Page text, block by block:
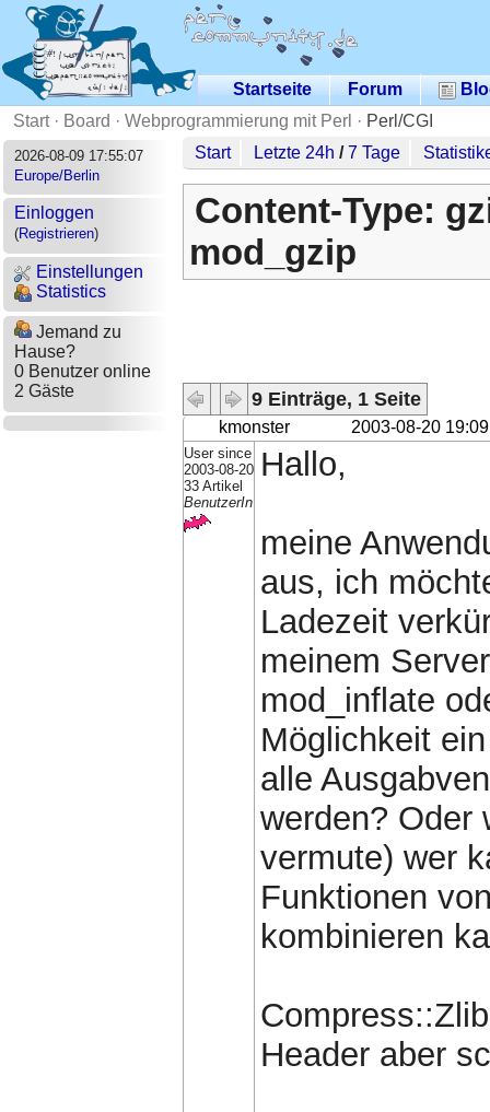
Startseite Forum
Start· Board · Webprogrammierung mit Perl · Perl/CGI
2026-08-09 17:55:07
Europe/Berlin
Einloggen
(Registrieren)
Einstellungen
Statistics
Jemand zu
Hause?
0 Benutzer online
2 Gäste
Start Letzte 24h /7 Tage
Content-Type:
mod_gzip
9 Einträge, 1 Seite
kmonster 2003-08-20 19:09
User since
2003-08-20
33 Artikel
BenutzerIn
Hallo,
meine
aus, ich
Ladezeit
meinem
mod_inflate
Möglichkeit
alle
werden? Oder
vermute) wer
Funktionen
kombinieren
Header aber